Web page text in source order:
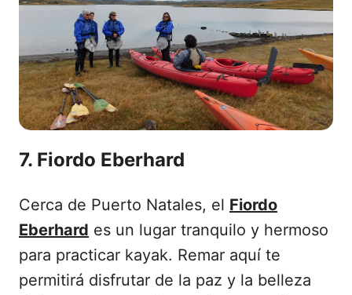
7. Fiordo Eberhard
Cerca de Puerto Natales, el Fiordo
Eberhard es un lugar tranquilo y hermoso
para practicar kayak. Remar aquí te
permitirá disfrutar de la paz y la belleza